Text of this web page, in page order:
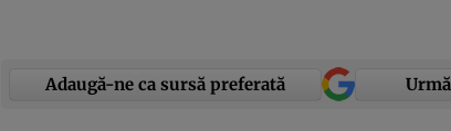
Adaugă-ne ca sursă preferată